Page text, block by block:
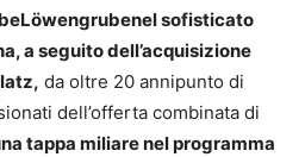
sofisticato
a seguito dell’acquisizione
da oltre 20 annipunto di
dell’offerta combinata di
tappa miliare nel programma